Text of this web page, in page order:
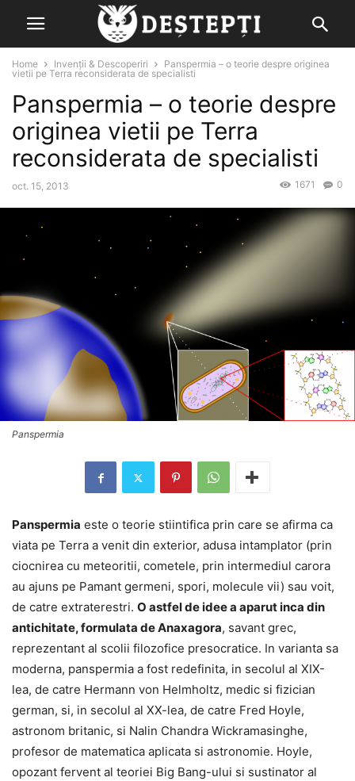
Home Invenții & Descoperiri
Panspermia – o teorie despre originea
vietii pe Terra reconsiderata de specialisti
Panspermia – o teorie despre
originea vietii pe Terra
reconsiderata de specialisti
oct. 15, 2013 0
1671
Panspermia
Panspermia este o teorie stiintifica prin care se afirma ca
viata pe Terra a venit din exterior, adusa intamplator (prin
ciocnirea cu meteoritii, cometele, prin intermediul carora
au ajuns pe Pamant germeni, spori, molecule vii) sau voit,
de catre extraterestri. O astfel de idee a aparut inca din
antichitate, formulata de Anaxagora, savant grec,
reprezentant al scolii filozofice presocratice. In varianta sa
moderna, panspermia a fost redefinita, in secolul al XIX-
lea, de catre Hermann von Helmholtz, medic si fizician
german, si, in secolul al XX-lea, de catre Fred Hoyle,
astronom britanic, si Nalin Chandra Wickramasinghe,
profesor de matematica aplicata si astronomie. Hoyle,
opozant fervent al teoriei Big Bang-ului si sustinator al